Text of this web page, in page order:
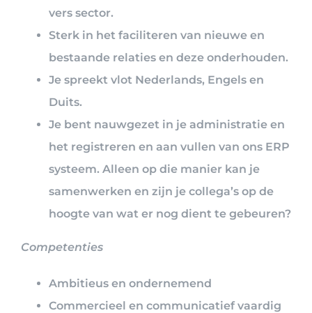
vers sector.
Sterk in het faciliteren van nieuwe en
bestaande relaties en deze onderhouden.
Je spreekt vlot Nederlands, Engels en
Duits.
Je bent nauwgezet in je administratie en
het registreren en aan vullen van ons ERP
systeem. Alleen op die manier kan je
samenwerken en zijn je collega’s op de
hoogte van wat er nog dient te gebeuren?
Competenties
Ambitieus en ondernemend
Commercieel en communicatief vaardig